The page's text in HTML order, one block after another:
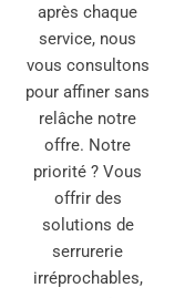
après chaque
service, nous
vous consultons
pour affiner sans
relâche notre
offre. Notre
priorité ? Vous
offrir des
solutions de
serrurerie
irréprochables,